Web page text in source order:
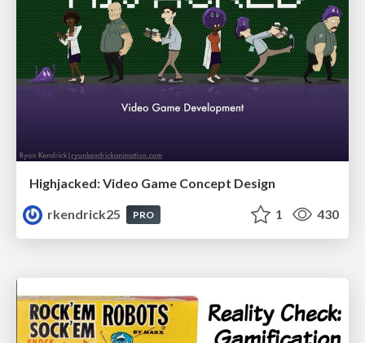
Highjacked: Video Game Concept Design
rkendrick25
PRO 1 430